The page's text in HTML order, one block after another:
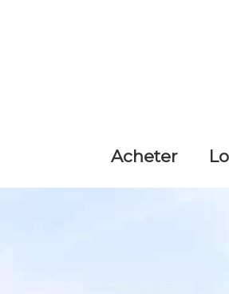
acheter